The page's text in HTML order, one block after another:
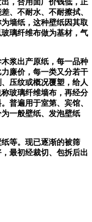
、不耐水、不耐擦拭、
墙纸，这种壁纸因其取
璃纤维布做为基材，气
浆出产原纸，每一品种
廉价，每一类又分若干
压纹或概况覆塑，给人
玻璃纤维墙布，再经分
普遍用于室第、宾馆、
一般壁纸、发泡壁纸
等。现已逐渐的被筛
最初经裁切、包拆后出